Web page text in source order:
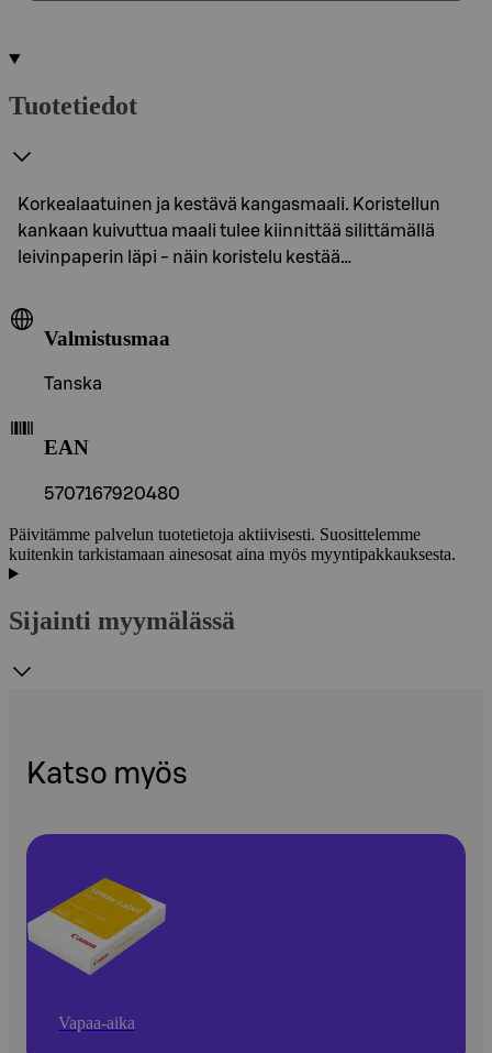
Tuotetiedot
Korkealaatuinen ja kestävä kangasmaali. Koristellun
kankaan kuivuttua maali tulee kiinnittää silittämällä
leivinpaperin läpi - näin koristelu kestää…
Valmistusmaa
Tanska
EAN
5707167920480
Päivitämme palvelun tuotetietoja aktiivisesti. Suosittelemme
kuitenkin tarkistamaan ainesosat aina myös myyntipakkauksesta.
Sijainti myymälässä
Katso myös
Vapaa-aika